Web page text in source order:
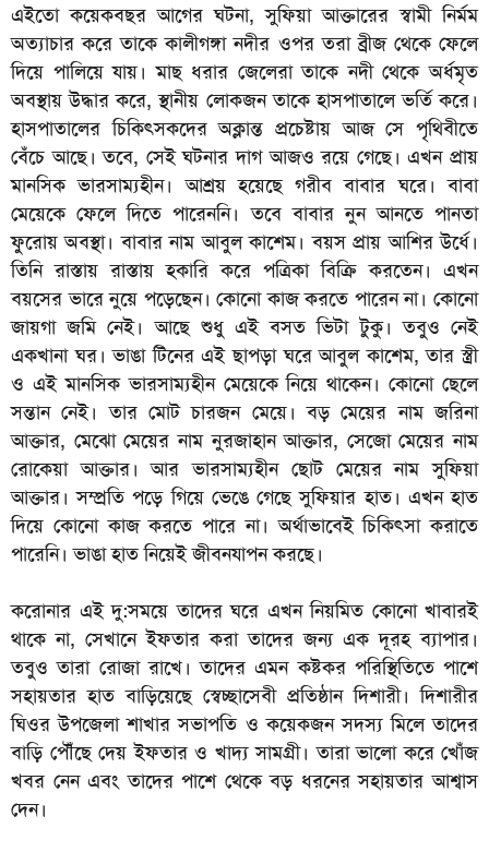
এইতো কয়েকবছর আগের ঘটনা, সুফিয়া আক্তারের স্বামী নির্মম
অত্যাচার করে তাকে কালীগঙ্গা নদীর ওপর তরা ব্রীজ থেকে ফেলে
দিয়ে পালিয়ে যায়। মাছ ধরার জেলেরা তাকে নদী থেকে অর্ধমৃত
অবস্থায় উদ্ধার করে, স্থানীয় লোকজন তাকে হাসপাতালে ভর্তি করে।
হাসপাতালের চিকিৎসকদের অক্লান্ত প্রচেষ্টায় আজ সে পৃথিবীতে
বেঁচে আছে। তবে, সেই ঘটনার দাগ আজও রয়ে গেছে। এখন প্রায়
মানসিক ভারসাম্যহীন। আশ্রয় হয়েছে গরীব বাবার ঘরে। বাবা
মেয়েকে ফেলে দিতে পারেননি। তবে বাবার নুন আনতে পানতা
ফুরোয় অবস্থা। বাবার নাম আবুল কাশেম। বয়স প্রায় আশির উর্ধে।
তিনি রাস্তায় রাস্তায় হকারি করে পত্রিকা বিক্রি করতেন। এখন
বয়সের ভারে নুয়ে পড়েছেন। কোনো কাজ করতে পারেন না। কোনো
জায়গা জমি নেই। আছে শুধু এই বসত ভিটা টুকু। তবুও নেই
একখানা ঘর। ভাঙা টিনের এই ছাপড়া ঘরে আবুল কাশেম, তার স্ত্রী
ও এই মানসিক ভারসাম্যহীন মেয়েকে নিয়ে থাকেন। কোনো ছেলে
সন্তান নেই। তার মোট চারজন মেয়ে। বড় মেয়ের নাম জরিনা
আক্তার, মেঝো মেয়ের নাম নুরজাহান আক্তার, সেজো মেয়ের নাম
রোকেয়া আক্তার। আর ভারসাম্যহীন ছোট মেয়ের নাম সুফিয়া
আক্তার। সম্প্রতি পড়ে গিয়ে ভেঙে গেছে সুফিয়ার হাত। এখন হাত
দিয়ে কোনো কাজ করতে পারে না। অর্থাভাবেই চিকিৎসা করাতে
পারেনি। ভাঙা হাত নিয়েই জীবনযাপন করছে।
করোনার এই দু:সময়ে তাদের ঘরে এখন নিয়মিত কোনো খাবারই
থাকে না, সেখানে ইফতার করা তাদের জন্য এক দূরহ ব্যাপার।
তবুও তারা রোজা রাখে। তাদের এমন কষ্টকর পরিস্থিতিতে পাশে
সহায়তার হাত বাড়িয়েছে স্বেচ্ছাসেবী প্রতিষ্ঠান দিশারী। দিশারীর
ঘিওর উপজেলা শাখার সভাপতি ও কয়েকজন সদস্য মিলে তাদের
বাড়ি পৌঁছে দেয় ইফতার ও খাদ্য সামগ্রী। তারা ভালো করে খোঁজ
খবর নেন এবং তাদের পাশে থেকে বড় ধরনের সহায়তার আশ্বাস
দেন।